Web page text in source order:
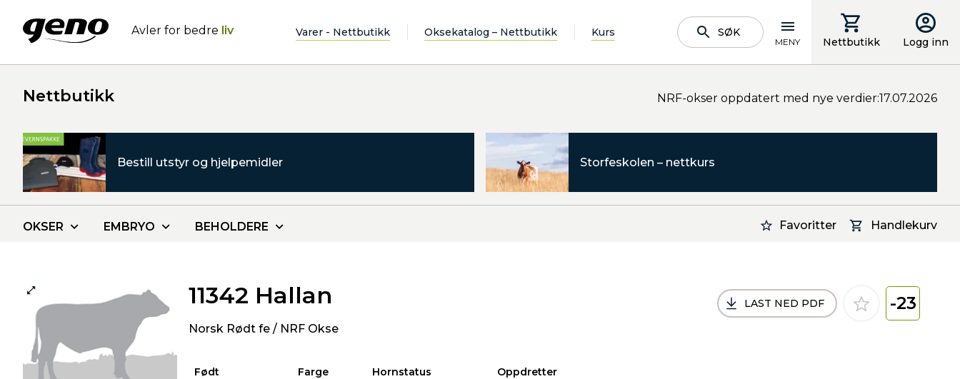
Avler for bedre liv Varer - Nettbutikk Oksekatalog – Nettbutikk Kurs SØK
MENY Nettbutikk Logg inn
Nettbutikk NRF-okser oppdatert med nye verdier:17.07.2026
Bestill utstyr og hjelpemidler Storfeskolen – nettkurs
Favoritter Handlekurv
OKSER EMBRYO BEHOLDERE
11342 Hallan
Norsk Rødt fe / NRF Okse
LAST NED PDF -23
Født Farge Hornstatus
Oppdretter